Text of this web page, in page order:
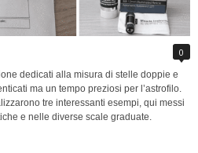
0
dedicati alla misura di stelle doppie e
ma un tempo preziosi per l’astrofilo.
tre interessanti esempi, qui messi
e nelle diverse scale graduate.